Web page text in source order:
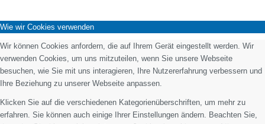
Wie wir Cookies verwenden
Wir können Cookies anfordern, die auf Ihrem Gerät eingestellt werden. Wir
verwenden Cookies, um uns mitzuteilen, wenn Sie unsere Webseite
besuchen, wie Sie mit uns interagieren, Ihre Nutzererfahrung verbessern und
Ihre Beziehung zu unserer Webseite anpassen.
Klicken Sie auf die verschiedenen Kategorienüberschriften, um mehr zu
erfahren. Sie können auch einige Ihrer Einstellungen ändern. Beachten Sie,